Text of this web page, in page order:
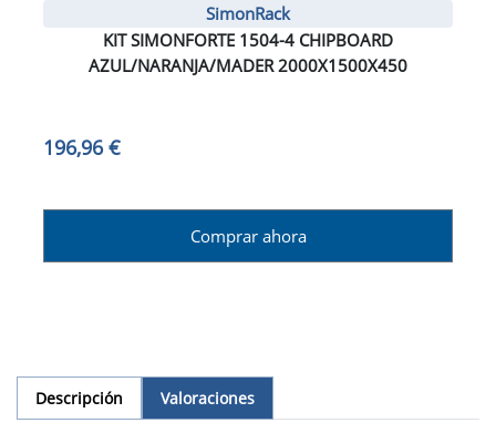
SimonRack
KIT SIMONFORTE 1504-4 CHIPBOARD
AZUL/NARANJA/MADER 2000X1500X450
196,96 €
Comprar ahora
Descripción Valoraciones